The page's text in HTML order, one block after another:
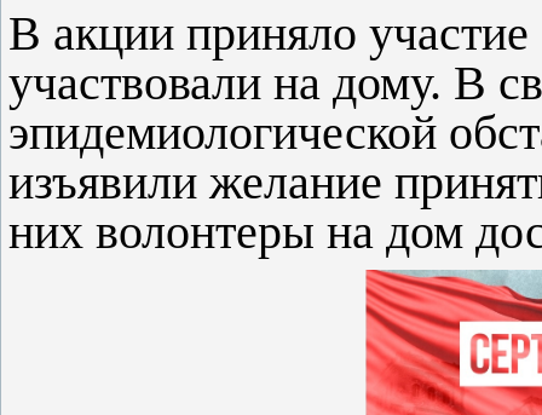
В акции приняло
участвовали на дому. В
эпидемиологической
изъявили желание
них волонтеры на дом